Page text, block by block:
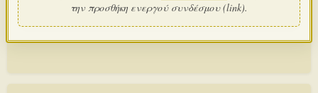
την προσθήκη ενεργού συνδέσμου (link).